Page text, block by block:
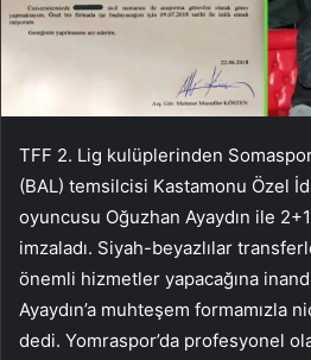
TFF 2. Lig kulüplerinden
(BAL) temsilcisi Kastamonu Özel
oyuncusu Oğuzhan Ayaydın ile
imzaladı. Siyah-beyazlılar
önemli hizmetler yapacağına
Ayaydın’a muhteşem formamızla
dedi. Yomraspor’da profesyonel